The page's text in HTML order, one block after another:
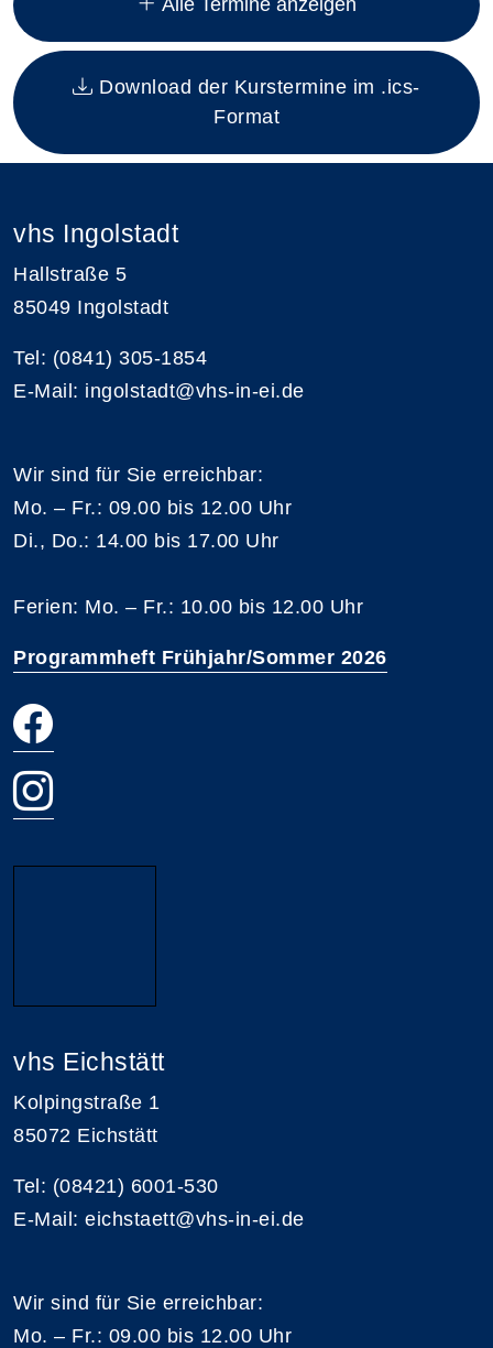
Download der Kurstermine im .ics-
Format
vhs Ingolstadt
Hallstraße 5
85049 Ingolstadt
Tel: (0841) 305-1854
E-Mail: ingolstadt@vhs-in-ei.de
Wir sind für Sie erreichbar:
Mo. – Fr.: 09.00 bis 12.00 Uhr
Di., Do.: 14.00 bis 17.00 Uhr
Ferien: Mo. – Fr.: 10.00 bis 12.00 Uhr
Programmheft Frühjahr/Sommer 2026
vhs Eichstätt
Kolpingstraße 1
85072 Eichstätt
Tel: (08421) 6001-530
E-Mail: eichstaett@vhs-in-ei.de
Wir sind für Sie erreichbar:
Mo. – Fr.: 09.00 bis 12.00 Uhr